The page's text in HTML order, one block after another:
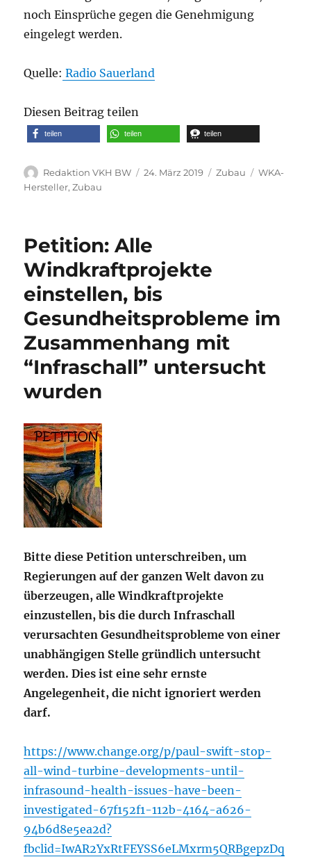
noch Einsprüche gegen die Genehmigung
eingelegt werden.
Quelle: Radio Sauerland
Diesen Beitrag teilen
teilen teilen teilen
Autor
Redaktion VKH BW
Veröffentlicht
24. März 2019 Kategorien
Zubau
WKA-
Hersteller,Zubau
Petition: Alle
Windkraftprojekte
einstellen, bis
Gesundheitsprobleme im
Zusammenhang mit
“Infraschall” untersucht
wurden
Bitte diese Petition unterschreiben, um
Regierungen auf der ganzen Welt davon zu
überzeugen, alle Windkraftprojekte
einzustellen, bis die durch Infraschall
verursachten Gesundheitsprobleme von einer
unabhängigen Stelle gründlich untersucht
werden. Dies ist eine sehr ernste
Angelegenheit, die nicht ignoriert werden
darf.
https://www.change.org/p/paul-swift-stop-
all-wind-turbine-developments-until-
infrasound-health-issues-have-been-
investigated-67f152f1-112b-4164-a626-
94b6d8e5ea2d?
fbclid=IwAR2YxRtFEYSS6eLMxrm5QRBgepzDq